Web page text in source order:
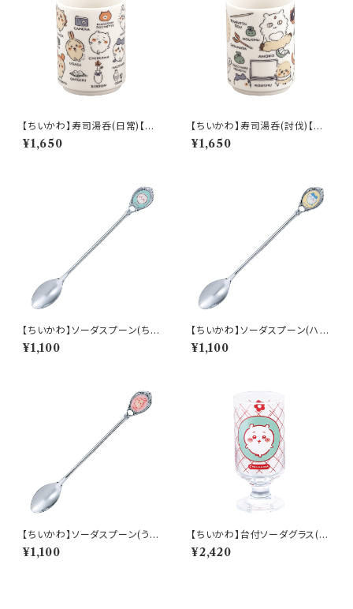
【ちいかわ】寿司湯呑(日常)【CK
W50】CKW51-327
¥1,650
【ちいかわ】寿司湯呑(討伐)【CK
W50】CKW52-327
¥1,650
【ちいかわ】ソーダスプーン(ちい
かわ)【CKW40】CKW41-850
¥1,100
【ちいかわ】ソーダスプーン(ハチ
ワレ)【CKW40】CKW42-850
¥1,100
【ちいかわ】ソーダスプーン(うさ
ぎ)【CKW40】CKW43-850
¥1,100
【ちいかわ】台付ソーダグラス(ち
いかわ)【CKW40】CKW41-81
3
¥2,420